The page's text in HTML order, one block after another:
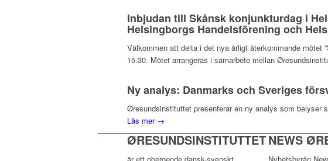
Inbjudan till Skånsk konjunkturdag i
Helsingborgs Handelsförening och
Välkommen att delta i det nya årligt återkommande mötet
15.30. Mötet arrangeras i samarbete mellan
Ny analys: Danmarks och Sveriges
Øresundsinstituttet presenterar en ny analys som belyser
Läs mer →
ØRESUNDSINSTITUTTETNEWS